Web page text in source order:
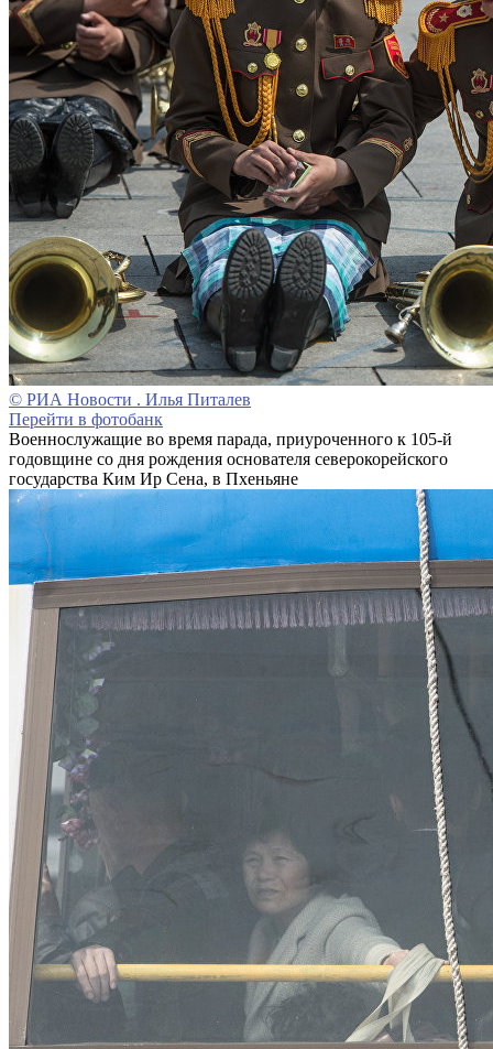
© РИА Новости . Илья Питалев
Перейти в фотобанк
Военнослужащие во время парада, приуроченного к 105-й
годовщине со дня рождения основателя северокорейского
государства Ким Ир Сена, в Пхеньяне